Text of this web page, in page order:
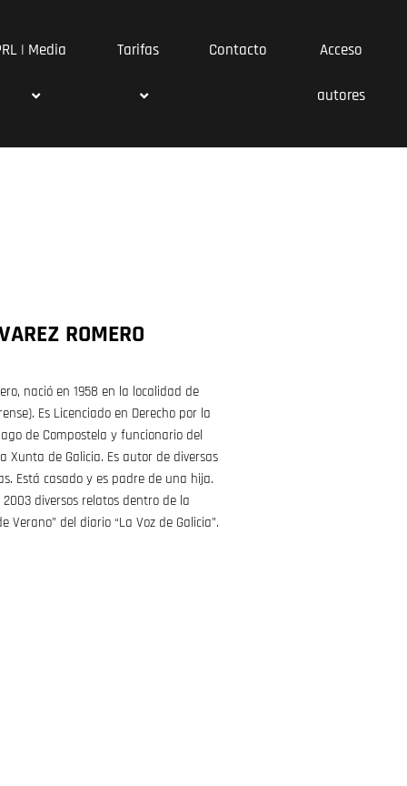
| Media Tarifas Contacto Acceso
autores
ROMERO
nació en 1958 en la localidad de
Es Licenciado en Derecho por la
de Compostela y funcionario del
Xunta de Galicia. Es autor de diversas
Está casado y es padre de una hija.
diversos relatos dentro de la
Verano” del diario “La Voz de Galicia”.